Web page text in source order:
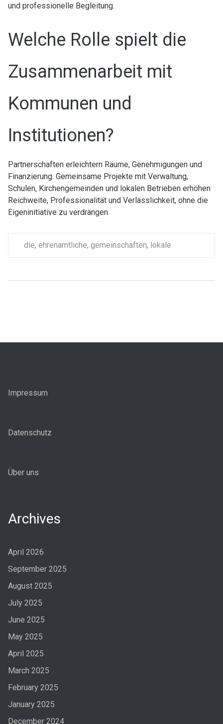
und professionelle Begleitung.
Welche Rolle spielt die
Zusammenarbeit mit
Kommunen und
Institutionen?
Partnerschaften erleichtern Räume, Genehmigungen und
Finanzierung. Gemeinsame Projekte mit Verwaltung,
Schulen, Kirchengemeinden und lokalen Betrieben erhöhen
Reichweite, Professionalität und Verlässlichkeit, ohne die
Eigeninitiative zu verdrängen.
die, ehrenamtliche, gemeinschaften, lokale
Impressum
Datenschutz
Über uns
Archives
April 2026
September 2025
August 2025
July 2025
June 2025
May 2025
April 2025
March 2025
February 2025
January 2025
December 2024